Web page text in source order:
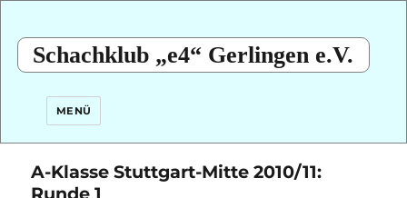
Schachklub „e4“ Gerlingen e.V.
MENÜ
A-Klasse Stuttgart-Mitte 2010/11:
Runde 1